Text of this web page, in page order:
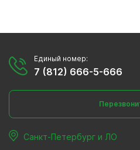
Единый номер:
7 (812) 666-5-666
Санкт-Петербург и ЛО